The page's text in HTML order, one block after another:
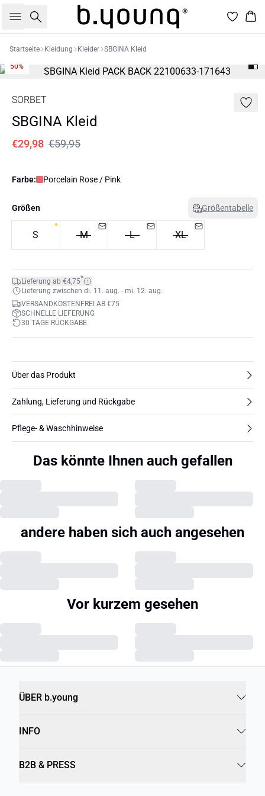
Suche
Startseite Kleidung Kleider SBGINA Kleid
50%
SORBET
SBGINA Kleid
€29,98 €59,95
Farbe: Porcelain Rose / Pink
Größen Größentabelle
S M L XL
Lieferung ab €4,75*
Lieferung zwischen di. 11. aug. - mi. 12. aug.
VERSANDKOSTENFREI AB €75
SCHNELLE LIEFERUNG
30 TAGE RÜCKGABE
Über das Produkt
Zahlung, Lieferung und Rückgabe
Pflege- & Waschhinweise
Das könnte Ihnen auch gefallen
andere haben sich auch angesehen
Vor kurzem gesehen
ÜBER b.young
INFO
B2B & PRESS